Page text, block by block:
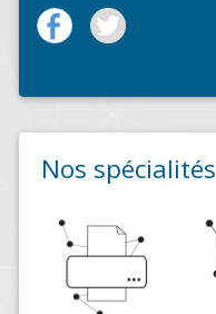
Nos spécialités